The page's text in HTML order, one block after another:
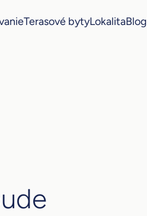
Terasové bytyLokalitaBlog